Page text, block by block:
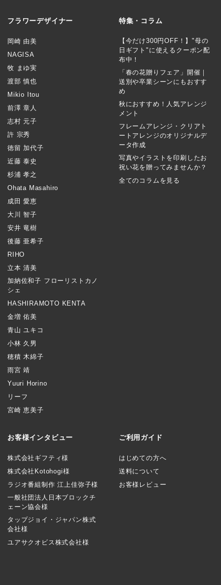
フラワーデザイナー
岡崎 由美
NAGISA
牧 まゆ実
渡部 慎也
Mikio Itou
前澤 章人
志村 元子
許 宗秀
徳留 加代子
近藤 泰史
杉浦 孝之
Ohata Masahiro
成田 愛恵
大川 智子
安井 竜樹
後藤 亜希子
RIHO
立本 清美
加納佐和子 フローリストカノ
シェ
HASHIRAMOTO KENTA
金増 佑美
青山 ユキコ
小林 久男
穂積 木綿子
雨宮 靖
Yuuri Horino
リーフ
宮崎 恵美子
特集・コラム
【今だけ300円OFF！】"母の
日ギフト"に使えるクーポン配
布中！
「春の花贈りフェア」開催｜
送別や卒業シーンにもおすす
め
秋におすすめ！人気アレンジ
メント
フレームアレンジ・クリアト
ートアレンジのオリジナルデ
ータ作成
写真やイラストを印刷したお
祝い花を贈ってみませんか？
全てのコラムを見る
お客様インタビュー
株式会社ギフティ様
株式会社Kotohogi様
ラジオ番組制作 江上佳弥子様
一般社団法人日本ブロックチ
ェーン協会様
タップジョイ・ジャパン株式
会社様
ユアサクオビス株式会社様
ご利用ガイド
はじめての方へ
送料について
お客様レビュー